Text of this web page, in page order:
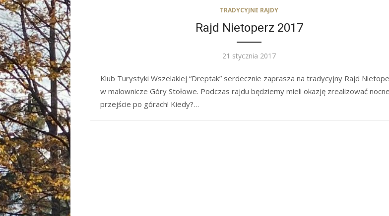
TRADYCYJNE RAJDY
Rajd Nietoperz 2017
Posted
21 stycznia 2017
Klub Turystyki Wszelakiej “Dreptak” serdecznie zaprasza na tradycyjny Rajd
w malownicze Góry Stołowe. Podczas rajdu będziemy mieli okazję zrealizować nocne
przejście po górach! Kiedy?…